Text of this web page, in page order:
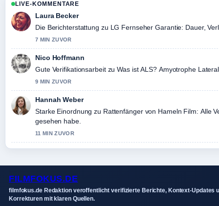
LIVE-KOMMENTARE
Laura Becker
Die Berichterstattung zu LG Fernseher Garantie: Dauer,
7 MIN ZUVOR
Nico Hoffmann
Gute Verifikationsarbeit zu Was ist ALS? Amyotrophe
9 MIN ZUVOR
Hannah Weber
Starke Einordnung zu Rattenfänger von Hameln Film: Alle
gesehen habe.
11 MIN ZUVOR
FILMFOKUS.DE
filmfokus.de Redaktion veroffentlicht verifizierte Berichte, Kontext-Updates
Korrekturen mit klaren Quellen.